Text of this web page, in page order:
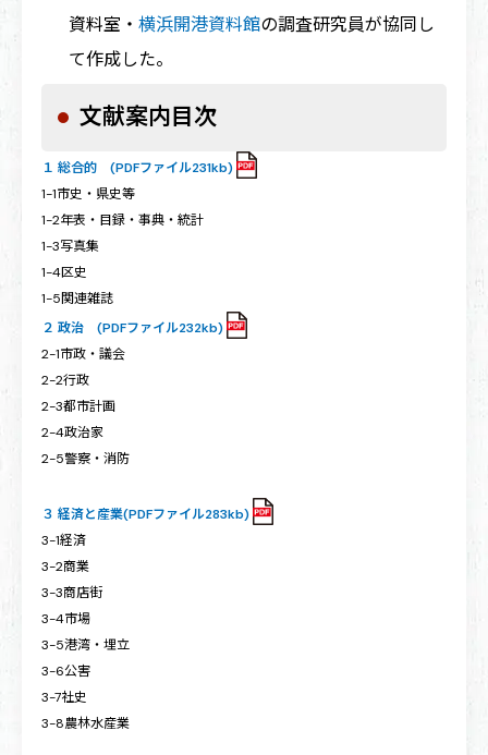
資料室・ 横浜開港資料館の調査研究員が協同し
て作成した。
文献案内目次
１ 総合的 (PDFファイル231kb)
1-1市史・県史等
1-2年表・目録・事典・統計
1-3写真集
1-4区史
1-5関連雑誌
２ 政治
(PDFファイル232kb)
2-1市政・議会
2-2行政
2-3都市計画
2-4政治家
2-5警察・消防
３ 経済と産業(PDFファイル283kb)
3-1経済
3-2商業
3-3商店街
3-4市場
3-5港湾・埋立
3-6公害
3-7社史
3-8農林水産業